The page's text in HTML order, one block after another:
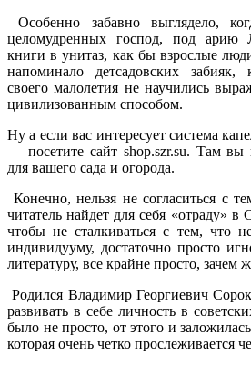
Особенно забавно выглядело,
целомудренных господ, под арию
книги в унитаз, как бы взрослые
напоминало детсадовских
своего малолетия не научились
цивилизованным способом.
Ну а если вас интересует система
— посетите сайт shop.szr.su. Там вы
для вашего сада и огорода.
Конечно, нельзя не согласиться с
читатель найдет для себя «отраду»
чтобы не сталкиваться с тем, что
индивидууму, достаточно просто
литературу, все крайне просто, зачем
Родился Владимир Георгиевич
развивать в себе личность в
было не просто, от этого и
которая очень четко прослеживается